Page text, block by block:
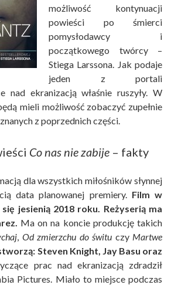
możliwość kontynuacji
powieści po śmierci
pomysłodawcy i
początkowego twórcy –
Stiega Larssona. Jak podaje
jeden z portali
nad ekranizacją właśnie ruszyły. W
mieli możliwość zobaczyć zupełnie
z poprzednich części.
Co nas nie zabije – fakty
dla wszystkich miłośników słynnej
data planowanej premiery. Film w
jesienią 2018 roku. Reżyserią ma
Ma on na koncie produkcję takich
, Od zmierzchu do świtu czy Martwe
Steven Knight, Jay Basu oraz
prac nad ekranizacją zdradził
Pictures. Miało to miejsce podczas